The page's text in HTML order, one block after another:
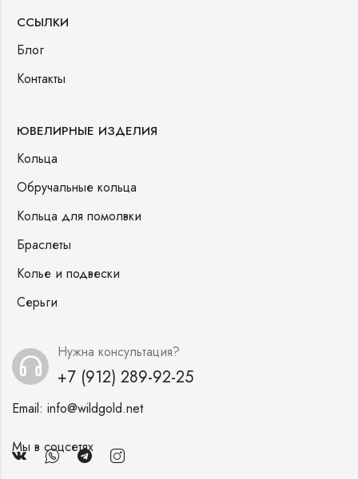
ССЫЛКИ
Блог
Контакты
ЮВЕЛИРНЫЕ ИЗДЕЛИЯ
Кольца
Обручальные кольца
Кольца для помолвки
Браслеты
Колье и подвески
Серьги
Нужна консультация?
+7 (912) 289-92-25
Email: info@wildgold.net
Мы в соцсетях